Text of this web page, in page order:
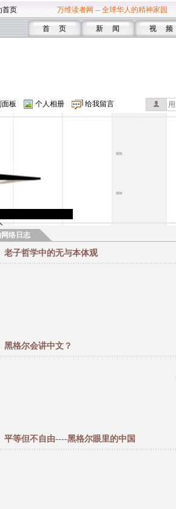
首页 万维读者网 -- 全球华人的精神家园
首 页 新 闻 视 频
面板 个人相册 给我留言
络日志
老子哲学中的无与本体观
黑格尔会讲中文？
平等但不自由----黑格尔眼里的中国